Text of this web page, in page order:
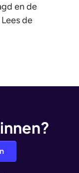
en de
de